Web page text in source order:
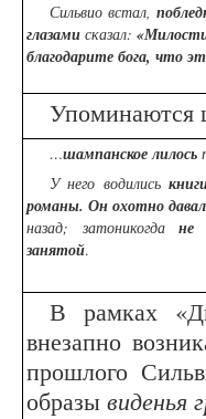
Сильвио встал,
глазами сказал:
благодарите бога, что
Упоминаются
…шампанское лилось
У него водились
романы. Он охотно
назад; затоникогдане
занятой.
В рамках
внезапно
прошлого
образы виденья